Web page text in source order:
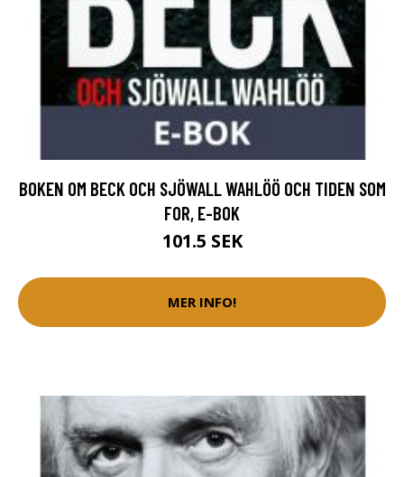
BOKEN OM BECK OCH SJÖWALL WAHLÖÖ OCH TIDEN SOM
FOR, E-BOK
101.5 SEK
MER INFO!